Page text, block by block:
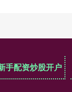
手配资炒股开户